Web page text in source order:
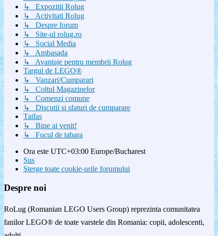
↳ Expozitii Rolug
↳ Activitati Rolug
↳ Despre forum
↳ Site-ul rolug.ro
↳ Social Media
↳ Ambasada
↳ Avantaje pentru membrii Rolug
Targul de LEGO®
↳ Vanzari/Cumparari
↳ Coltul Magazinelor
↳ Comenzi comune
↳ Discutii si sfaturi de cumparare
Taifas
↳ Bine ai venit!
↳ Focul de tabara
Ora este UTC+03:00 Europe/Bucharest
Sus
Şterge toate cookie-urile forumului
Despre noi
RoLug (Romanian LEGO Users Group) reprezinta comunitatea
fanilor LEGO® de toate varstele din Romania: copii, adolescenti,